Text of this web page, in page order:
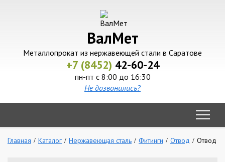
ВалМет
Металлопрокат из нержавеющей стали в Саратове
+7 (8452) 42-60-24
пн-пт с 8:00 до 16:30
Не дозвонились?
Главная Каталог Нержавеющая сталь Фитинги Отвод Отвод